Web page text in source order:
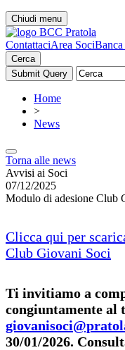
Chiudi menu
ContattaciArea Soci
Cerca
Home
>
News
Torna alle news
Avvisi ai Soci
07/12/2025
Modulo di adesione Club
Clicca qui per
Club Giovani Soci
Ti invitiamo a
congiuntamente
30/01/2026.